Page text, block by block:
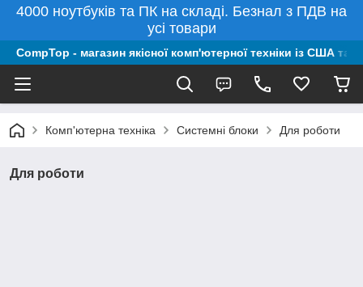
4000 ноутбуків та ПК на складі. Безнал з ПДВ на
усі товари
CompTop - магазин якісної комп'ютерної техніки із США та
Комп'ютерна техніка Системні блоки Для роботи
Для роботи